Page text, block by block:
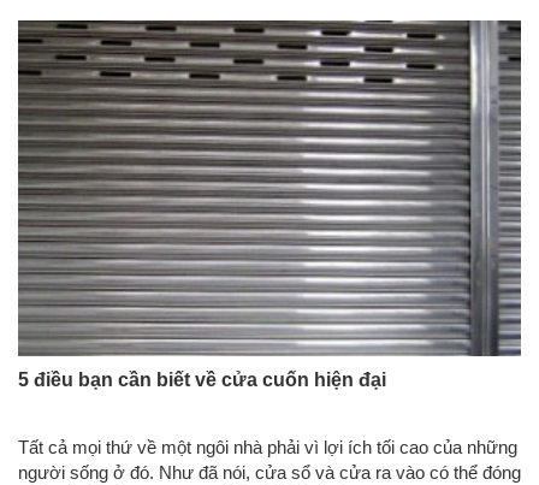
5 điều bạn cần biết về cửa cuốn hiện đại
Tất cả mọi thứ về một ngôi nhà phải vì lợi ích tối cao của những
người sống ở đó. Như đã nói, cửa sổ và cửa ra vào có thể đóng